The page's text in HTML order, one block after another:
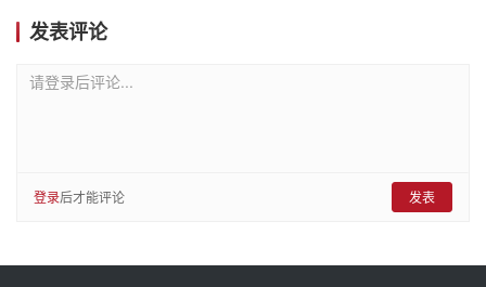
发表评论
请登录后评论...
登录后才能评论 发表